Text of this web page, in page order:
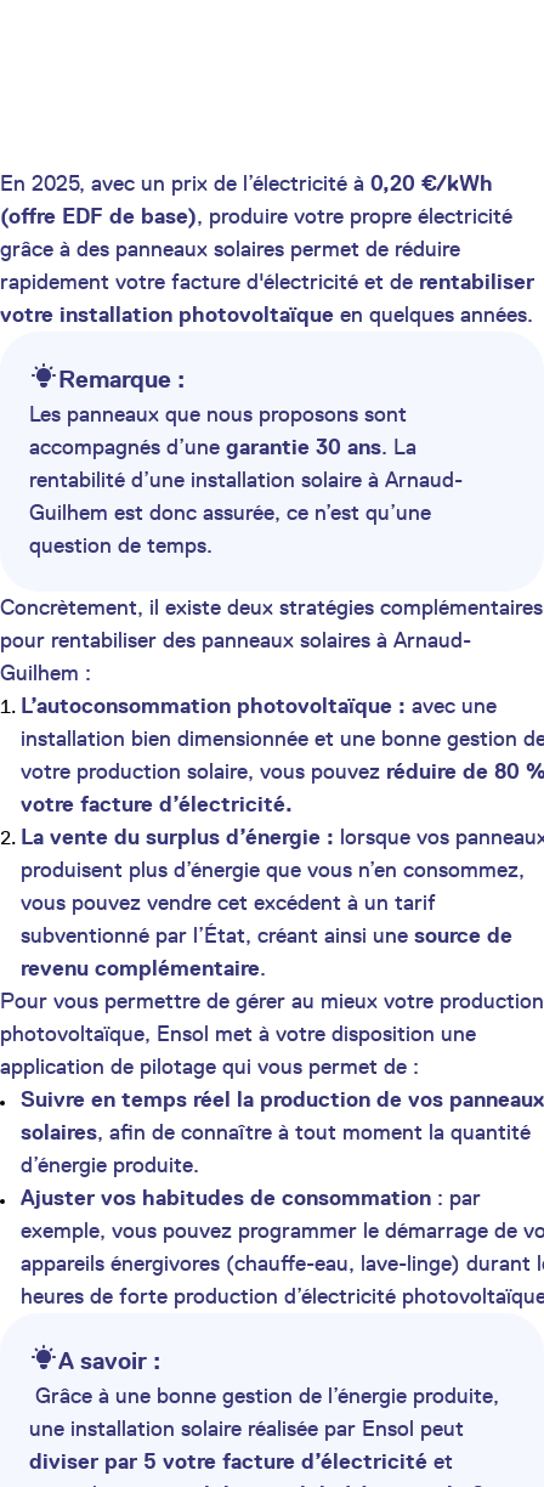
En 2025, avec un prix de l’électricité à 0,20 €/kWh
(offre EDF de base), produire votre propre électricité
grâce à des panneaux solaires permet de réduire
rapidement votre facture d'électricité et de rentabiliser
votre installation photovoltaïque en quelques années.
Remarque :
Les panneaux que nous proposons sont
accompagnés d’une garantie 30 ans. La
rentabilité d’une installation solaire à Arnaud-
Guilhem est donc assurée, ce n’est qu’une
question de temps.
Concrètement, il existe deux stratégies complémentaires
pour rentabiliser des panneaux solaires à Arnaud-
Guilhem :
L’autoconsommation photovoltaïque : avec une
installation bien dimensionnée et une bonne gestion
votre production solaire, vous pouvez réduire de 80
votre facture d’électricité.
La vente du surplus d’énergie : lorsque vos
produisent plus d’énergie que vous n’en consommez,
vous pouvez vendre cet excédent à un tarif
subventionné par l’État, créant ainsi une source de
revenu complémentaire.
Pour vous permettre de gérer au mieux votre production
photovoltaïque, Ensol met à votre disposition une
application de pilotage qui vous permet de :
Suivre en temps réel la production de vos panneaux
solaires, afin de connaître à tout moment la quantité
d’énergie produite.
Ajuster vos habitudes de consommation : par
exemple, vous pouvez programmer le démarrage de
appareils énergivores (chauffe-eau, lave-linge) durant
heures de forte production d’électricité
A savoir :
Grâce à une bonne gestion de l’énergie produite,
une installation solaire réalisée par Ensol peut
diviser par 5 votre facture d’électricité et